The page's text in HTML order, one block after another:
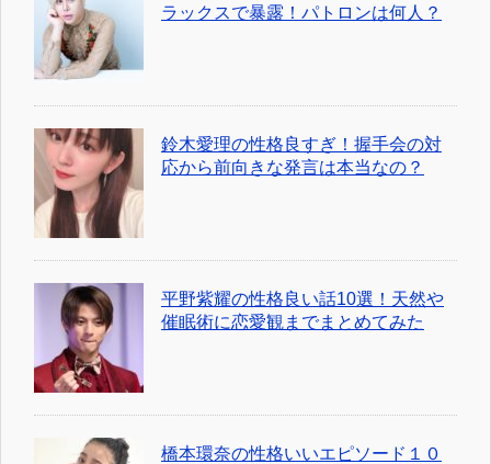
ラックスで暴露！パトロンは何人？
鈴木愛理の性格良すぎ！握手会の対
応から前向きな発言は本当なの？
平野紫耀の性格良い話10選！天然や
催眠術に恋愛観までまとめてみた
橋本環奈の性格いいエピソード１０